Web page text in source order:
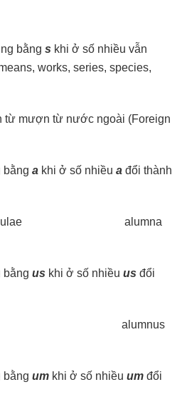
bằng s khi ở số nhiều vẫn
works, series, species,
từ mượn từ nước ngoài (Foreign
bằng a khi ở số nhiều a đổi thành
formulae alumna
bằng us khi ở số nhiều us đổi
⟶ foci alumnus
bằng um khi ở số nhiều um đổi